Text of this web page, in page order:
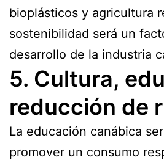
bioplásticos y agricultura
sostenibilidad será un
desarrollo de la industria
5. Cultura,
reducción de
La educación canábica
promover un consumo